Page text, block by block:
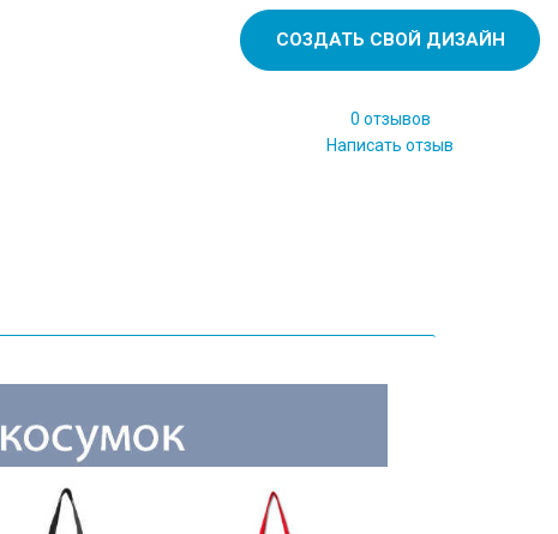
СОЗДАТЬ СВОЙ ДИЗАЙН
0 отзывов
Написать отзыв